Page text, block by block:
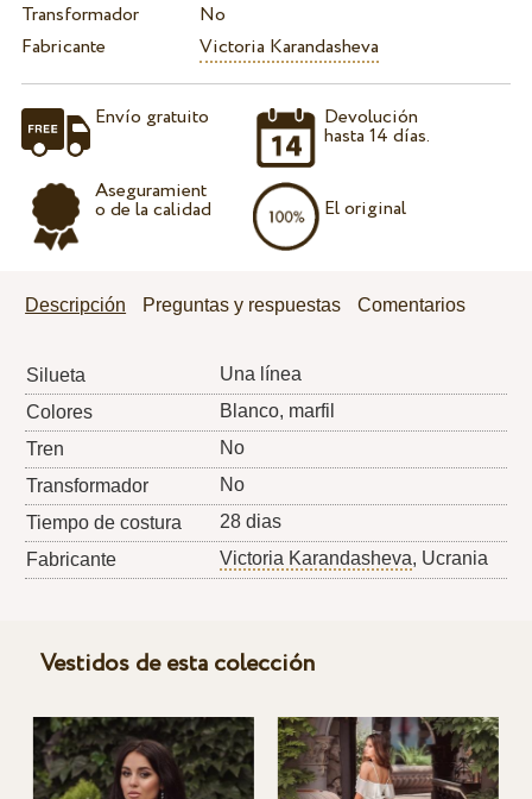
Transformador
No
Fabricante
Victoria Karandasheva
Envío gratuito
Aseguramient
o de la calidad
Devolución
hasta 14 días.
El original
Descripción Preguntas y respuestas Comentarios
Silueta
Una línea
Colores
Blanco, marfil
Tren
No
Transformador
No
Tiempo de costura
28 dias
Fabricante
Victoria Karandasheva, Ucrania
Vestidos de esta colección